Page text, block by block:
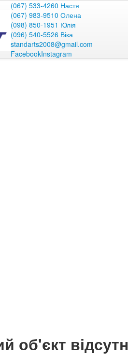
(067) 533-4260 Настя
(067) 983-9510 Олена
(098) 850-1951 Юлія
(096) 540-5526 Віка
standarts2008@gmail.com
FacebookInstagram
об'єкт